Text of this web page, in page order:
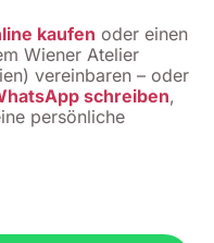
kaufen oder einen
Wiener Atelier
vereinbaren – oder
schreiben,
persönliche